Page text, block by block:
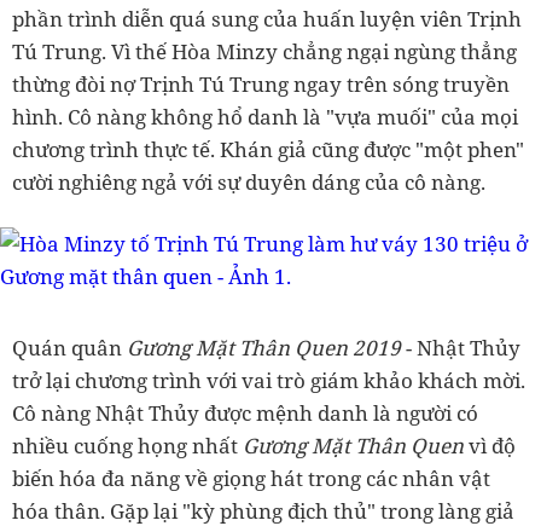
phần trình diễn quá sung của huấn luyện viên Trịnh
Tú Trung. Vì thế Hòa Minzy chẳng ngại ngùng thẳng
thừng đòi nợ Trịnh Tú Trung ngay trên sóng truyền
hình. Cô nàng không hổ danh là "vựa muối" của mọi
chương trình thực tế. Khán giả cũng được "một phen"
cười nghiêng ngả với sự duyên dáng của cô nàng.
Quán quân Gương Mặt Thân Quen 2019- Nhật Thủy
trở lại chương trình với vai trò giám khảo khách mời.
Cô nàng Nhật Thủy được mệnh danh là người có
nhiều cuống họng nhất Gương Mặt Thân Quenvì độ
biến hóa đa năng về giọng hát trong các nhân vật
hóa thân. Gặp lại "kỳ phùng địch thủ" trong làng giả